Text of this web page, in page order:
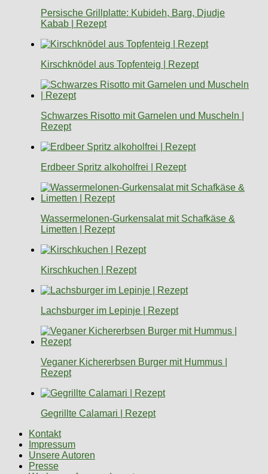
Persische Grillplatte: Kubideh, Barg, Djudje
Kabab | Rezept
Kirschknödel aus Topfenteig | Rezept
Schwarzes Risotto mit Garnelen und Muscheln |
Rezept
Erdbeer Spritz alkoholfrei | Rezept
Wassermelonen-Gurkensalat mit Schafkäse &
Limetten | Rezept
Kirschkuchen | Rezept
Lachsburger im Lepinje | Rezept
Veganer Kichererbsen Burger mit Hummus |
Rezept
Gegrillte Calamari | Rezept
Kontakt
Impressum
Unsere Autoren
Presse